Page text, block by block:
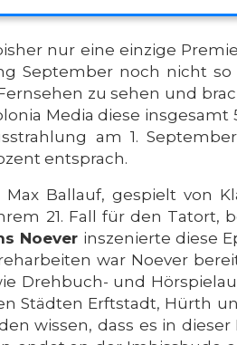
nur eine einzige
September noch nicht
zu sehen und
Media diese
am 1.
entsprach.
Max Ballauf, gespielt von
21. Fall für den Tatort,
Noever inszenierte diese
war Noever
Drehbuch- und
Städten Erftstadt, Hürth
wissen, dass es in dieser